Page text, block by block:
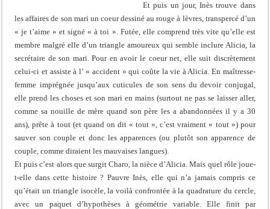
Et puis un jour, Inès trouve dans
les affaires de son mari un coeur dessiné au rouge à lèvres, transpercé d’un
« je t’aime » et signé « à toi ». Futée, elle comprend très vite qu’elle est
membre malgré elle d’un triangle amoureux qui semble inclure Alicia, la
secrétaire de son mari. Pour en avoir le coeur net, elle suit discrètement
celui-ci et assiste à l’ « accident » qui coûte la vie à Alicia. En maîtresse-
femme imprégnée jusqu’aux cuticules de son sens du devoir conjugal,
elle prend les choses et son mari en mains (surtout ne pas se laisser aller,
comme sa nouille de mère quand son père les a abandonnées il y a 30
ans), prête à tout (et quand on dit « tout », c’est vraiment « tout ») pour
sauver son couple et donc les apparences (ou plutôt son apparence de
couple, comme diraient les mauvaises langues).
Et puis c’est alors que surgit Charo, la nièce d’Alicia. Mais quel rôle joue-
t-elle dans cette histoire ? Pauvre Inès, elle qui n’a jamais compris ce
qu’était un triangle isocèle, la voilà confrontée à la quadrature du cercle,
avec un paquet d’hypothèses à géométrie variable. Elle finit par